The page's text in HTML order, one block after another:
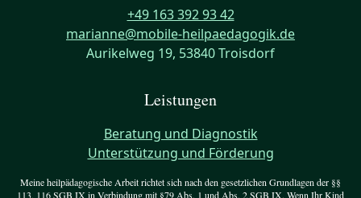
+49 163 392 93 42
marianne@mobile-heilpaedagogik.de
Aurikelweg 19, 53840 Troisdorf
Leistungen
Beratung und Diagnostik
Unterstützung und Förderung
Meine heilpädagogische Arbeit richtet sich nach den gesetzlichen Grundlagen der §§
113, 116 SGB IX in Verbindung mit §79 Abs. 1 und Abs. 2 SGB IX. Wenn Ihr Kind